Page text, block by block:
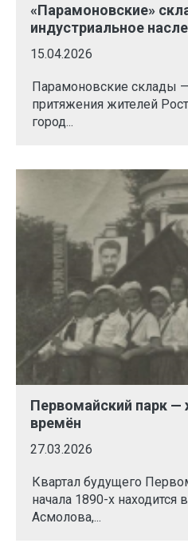
«Парамоновские»
индустриальное
15.04.2026
Парамоновские склады
притяжения жителей
город...
Первомайский парк —
времён
27.03.2026
Квартал будущего
начала 1890-х находится
Асмолова,...